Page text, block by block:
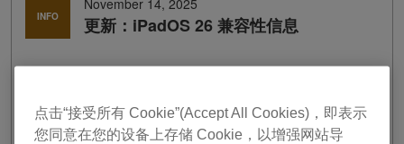
INFO
November 14, 2025
更新：iPadOS 26 兼容性信息
＊iPadOS 26的支持不能保证其所有运行。
＊iPadOS 26的详情请参照Apple的Web网站（ iPadOS 26 ）。
点击“接受所有 Cookie”(Accept All Cookies)，即表示
您同意在您的设备上存储 Cookie，以增强网站导